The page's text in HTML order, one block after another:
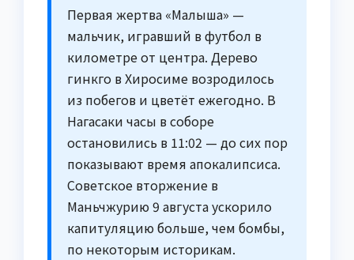
Первая жертва «Малыша» —
мальчик, игравший в футбол в
километре от центра. Дерево
гинкго в Хиросиме возродилось
из побегов и цветёт ежегодно. В
Нагасаки часы в соборе
остановились в 11:02 — до сих пор
показывают время апокалипсиса.
Советское вторжение в
Маньчжурию 9 августа ускорило
капитуляцию больше, чем бомбы,
по некоторым историкам.